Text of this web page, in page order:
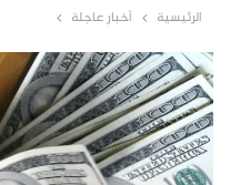
الرئيسية أخبار عاجلة